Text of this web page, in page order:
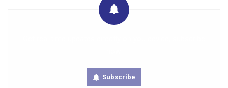
Subscribe